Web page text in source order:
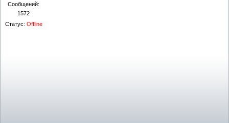
Сообщений:
1572
Статус: Offline